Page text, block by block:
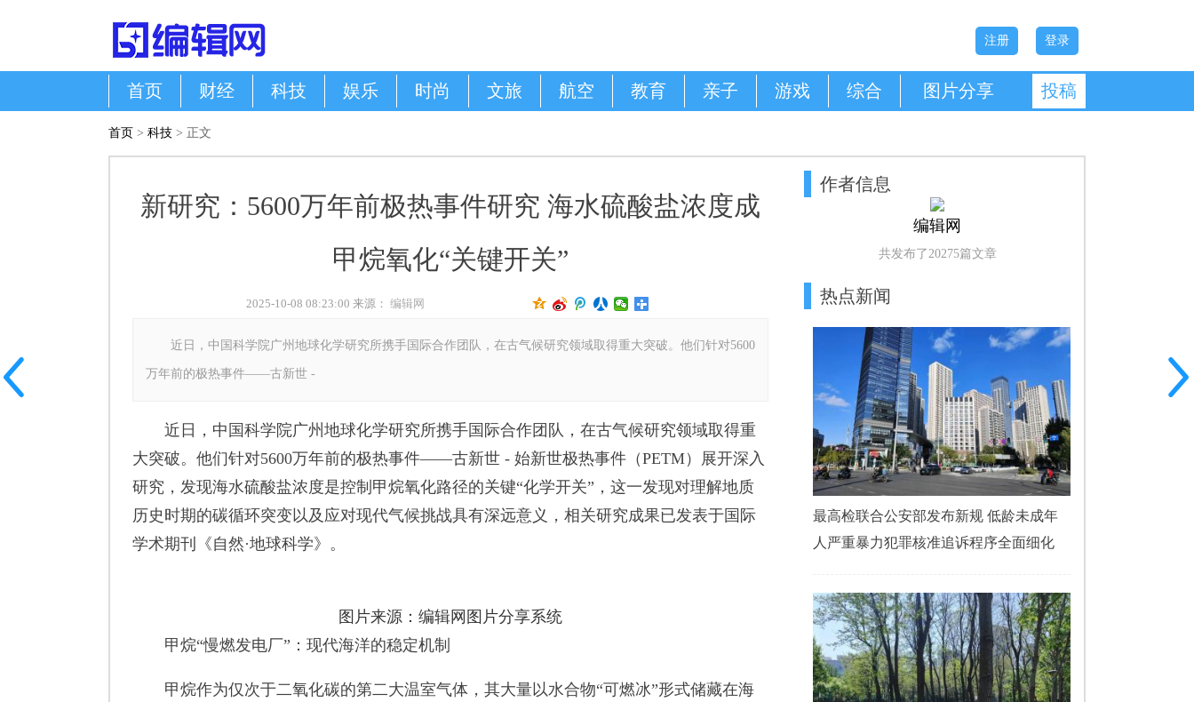
登录
注册
首页 财经 科技 娱乐 时尚 文旅 航空 教育 亲子 游戏 综合 图片分享 投稿
首页 > 科技 > 正文
新研究：5600万年前极热事件研究 海水硫酸盐浓度成
甲烷氧化“关键开关”
2025-10-08 08:23:00 来源： 编辑网
近日，中国科学院广州地球化学研究所携手国际合作团队，在古气候研究领域取得重大突破。他们针对5600
万年前的极热事件——古新世 -
近日，中国科学院广州地球化学研究所携手国际合作团队，在古气候研究领域取得重
大突破。他们针对5600万年前的极热事件——古新世 - 始新世极热事件（PETM）展开深入
研究，发现海水硫酸盐浓度是控制甲烷氧化路径的关键“化学开关”，这一发现对理解地质
历史时期的碳循环突变以及应对现代气候挑战具有深远意义，相关研究成果已发表于国际
学术期刊《自然·地球科学》。
图片来源：编辑网图片分享系统
甲烷“慢燃发电厂”：现代海洋的稳定机制
甲烷作为仅次于二氧化碳的第二大温室气体，其大量以水合物“可燃冰”形式储藏在海
作者信息
编辑网
共发布了20275篇文章
热点新闻
最高检联合公安部发布新规 低龄未成年
人严重暴力犯罪核准追诉程序全面细化